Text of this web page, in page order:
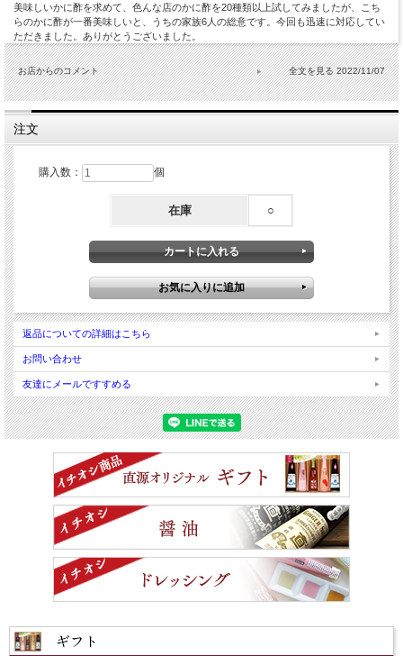
美味しいかに酢を求めて、色んな店のかに酢を20種類以上試してみましたが、こち
らのかに酢が一番美味しいと、うちの家族6人の総意です。今回も迅速に対応してい
ただきました。ありがとうございました。
お店からのコメント 2022/11/07
注文
購入数： 個
在庫 ○
返品についての詳細はこちら
お問い合わせ
友達にメールですすめる